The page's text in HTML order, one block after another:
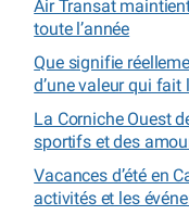
Air Transat
toute l’année
Que signifie
d’une valeur qui fait
La Corniche Ouest
sportifs et des
Vacances d’été en
activités et les